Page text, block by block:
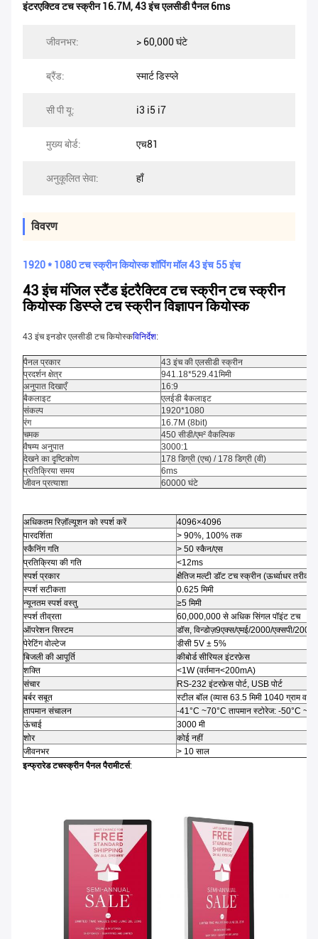
इंटरएक्टिव टच स्क्रीन 16.7M,43 इंच एलसीडी पैनल 6ms
जीवनभर: > 60,000 घंटे
ब्रैंड: स्मार्ट डिस्प्ले
सी पी यू: i3 i5 i7
मुख्य बोर्ड: एच81
अनुकूलित सेवा: हाँ
विवरण
1920 * 1080 टच स्क्रीन कियोस्क शॉपिंग मॉल 43 इंच 55 इंच
43 इंच मंजिल स्टैंड इंटरैक्टिव टच स्क्रीन टच स्क्रीन
कियोस्क डिस्प्ले टच स्क्रीन विज्ञापन कियोस्क
43 इंच इनडोर एलसीडी टच कियोस्कविनिर्देश:
पैनल प्रकार
43 इंच की एलसीडी स्क्रीन
प्रदर्शन क्षेत्र
941.18*529.41मिमी
अनुपात दिखाएँ
16:9
बैकलाइट
एलईडी बैकलाइट
संकल्प
1920*1080
रंग
16.7M (8bit)
चमक
450 सीडी/एम² वैकल्पिक
वैषम्य अनुपात
3000:1
देखने का दृष्टिकोण
178 डिग्री (एच) / 178 डिग्री (वी)
प्रतिक्रिया समय
6ms
जीवन प्रत्याशा
60000 घंटे
अधिकतम रिज़ॉल्यूशन को स्पर्श करें
4096×4096
पारदर्शिता
> 90%, 100% तक
स्कैनिंग गति
> 50 स्कैन/एस
प्रतिक्रिया की गति
<12ms
स्पर्श प्रकार
क्षैतिज मल्टी डॉट टच स्क्रीन (ऊर्ध्वाधर
स्पर्श सटीकता
0.625 मिमी
न्यूनतम स्पर्श वस्तु
≥5 मिमी
स्पर्श तीव्रता
60,000,000 से अधिक सिंगल पॉइंट टच
ऑपरेशन सिस्टम
डॉस, विन्डोज़9एक्स/एमई/2000/एक्सपी/2003/
पेरेटिंग वोल्टेज
डीसी 5V ± 5%
बिजली की आपूर्ति
कीबोर्ड सीरियल इंटरफ़ेस
शक्ति
<1W (वर्तमान<200mA)
संचार
RS-232 इंटरफ़ेस पोर्ट, USB पोर्ट
बर्बर सबूत
स्टील बॉल (व्यास 63.5 मिमी 1040 ग्राम
तापमान संचालन
-41°C ~70°C तापमान स्टोरेज: -50°C
ऊंचाई
3000 मी
शोर
कोई नहीं
जीवनभर
> 10 साल
इन्फ्रारेड टचस्क्रीन पैनल पैरामीटर्स: